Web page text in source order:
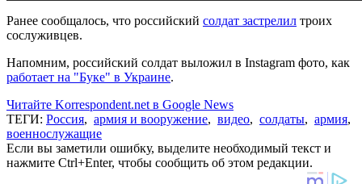
Ранее сообщалось, что российский солдат застрелил троих
сослуживцев.
Напомним, российский солдат выложил в Instagram фото, как
работает на "Буке" в Украине.
Читайте Korrespondent.net в Google News
ТЕГИ: Россия, армия и вооружение, видео, солдаты, армия,
военнослужащие
Если вы заметили ошибку, выделите необходимый текст и
нажмите Ctrl+Enter, чтобы сообщить об этом редакции.